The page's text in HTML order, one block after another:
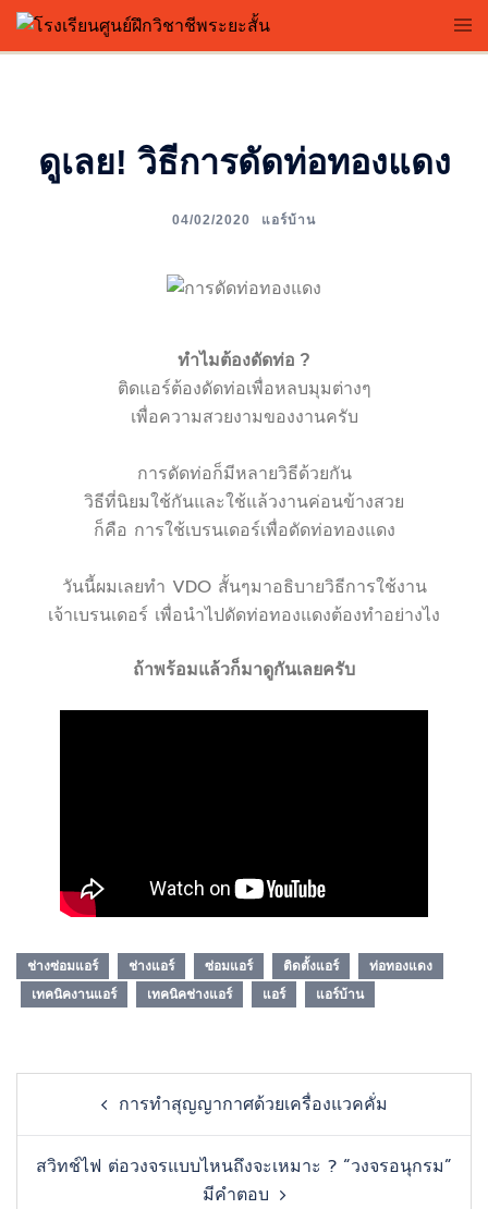
Skip
ดูเลย! วิธีการดัดท่อทองแดง
04/02/2020 แอร์บ้าน
ทำไมต้องดัดท่อ ?
ติดแอร์ต้องดัดท่อเพื่อหลบมุมต่างๆ
เพื่อความสวยงามของงานครับ
การดัดท่อก็มีหลายวิธีด้วยกัน
วิธีที่นิยมใช้กันและใช้แล้วงานค่อนข้างสวย
ก็คือ การใช้เบรนเดอร์เพื่อดัดท่อทองแดง
วันนี้ผมเลยทำ VDO สั้นๆมาอธิบายวิธีการใช้งาน
เจ้าเบรนเดอร์ เพื่อนำไปดัดท่อทองแดงต้องทำอย่างไง
ถ้าพร้อมแล้วก็มาดูกันเลยครับ
ช่างซ่อมแอร์ ช่างแอร์ ซ่อมแอร์ ติดตั้งแอร์
ท่อทองแดง
เทคนิคงานแอร์
เทคนิคช่างแอร์ แอร์ แอร์บ้าน
navigationการทำสุญญากาศด้วยเครื่องแวคคั่ม
สวิทช์ไฟ ต่อวงจรแบบไหนถึงจะเหมาะ ? “วงจรอนุกรม”
มีคำตอบ